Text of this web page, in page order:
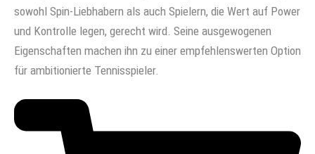
sowohl Spin-Liebhabern als auch Spielern, die Wert auf Power
und Kontrolle legen, gerecht wird. Seine ausgewogenen
Eigenschaften machen ihn zu einer empfehlenswerten Option
für ambitionierte Tennisspieler.